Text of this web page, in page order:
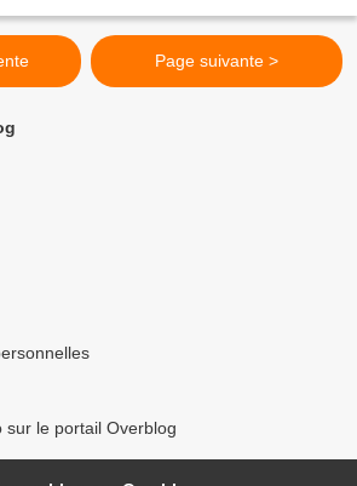
Page suivante >
sur le portail Overblog